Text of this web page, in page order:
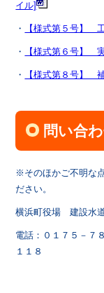
イル]
・ 【様式第５号】
・ 【様式第６号】
・ 【様式第８号】
問い合
※そのほかご不明な
ださい。
横浜町役場 建設水
電話：０１７５－
１１８